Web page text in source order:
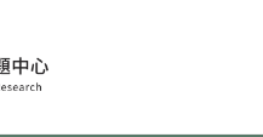
應用期刊